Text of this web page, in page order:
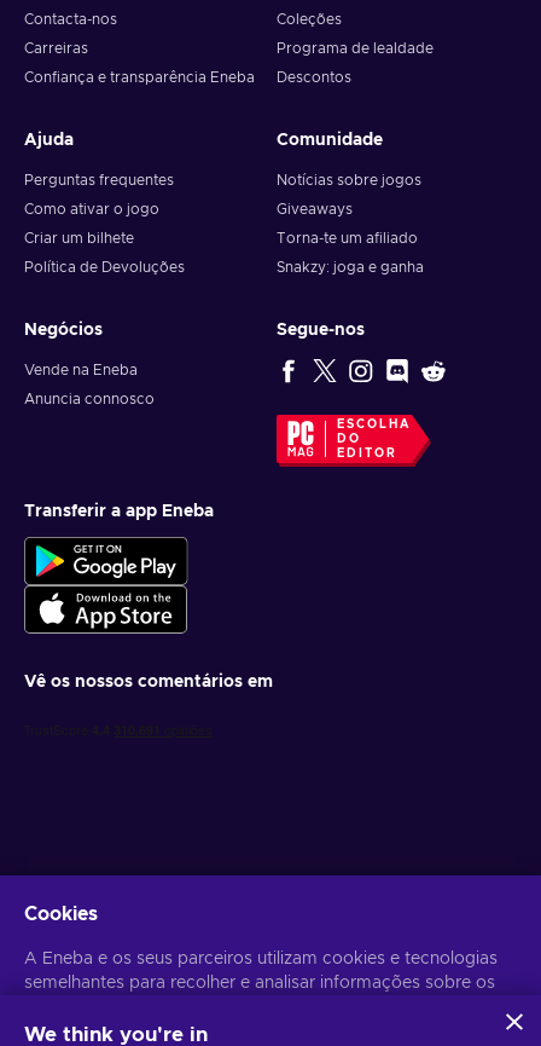
Contacta-nos
Carreiras
Confiança e transparência Eneba
Coleções
Programa de lealdade
Descontos
Ajuda
Perguntas frequentes
Como ativar o jogo
Criar um bilhete
Política de Devoluções
Comunidade
Notícias sobre jogos
Giveaways
Torna-te um afiliado
Snakzy: joga e ganha
Negócios
Vende na Eneba
Anuncia connosco
Segue-nos
ESCOLHA
DO
EDITOR
Transferir a app Eneba
Vê os nossos comentários em
Poderás anular a subscrição a qualquer altura. Visita oAviso de
Cookies
A Eneba e os seus parceiros utilizam cookies e tecnologias
semelhantes para recolher e analisar informações sobre os
para melhorar o conteúdo, a publicidade e outros serviços
We think you're in